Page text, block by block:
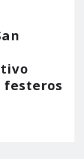
festeros